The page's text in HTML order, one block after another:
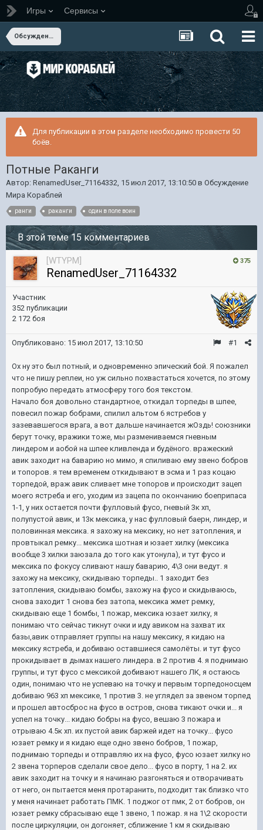
Игры Сервисы
Обсуждение Мира Кораблей
Для публикации в этом разделе необходимо провести 50
боёв.
Потные Раканги
Автор: RenamedUser_71164332, 15 июл 2017, 13:10:50 в Обсуждение
Мира Кораблей
ранги раканги один в поле воин
В этой теме 15 комментариев
375
[WTYPM]
RenamedUser_71164332
Участник
352 публикации
2 172 боя
#1
Опубликовано: 15 июл 2017, 13:10:50
Ох ну это был потный, и одновременно эпический бой. Я пожалел
что не пишу реплеи, но уж сильно похвастаться хочется, по этому
попробую передать атмосферу того боя текстом.
Начало боя довольно стандартное, откидал торпеды в шпее,
повесил пожар бобрами, спилил альтом 6 ястребов у
зазевавшегося врага, а вот дальше начинается жОздь! союзники
берут точку, вражики тоже, мы размениваемся гневным
линдером и аобой на шпее кливленда и будёного. вражеский
авик заходит на баварию но мимо, я спиливаю ему звено бобров
и топоров. я тем временем откидывают в эсма и 1 раз коцаю
торпедой, враж авик сливает мне топоров и происходит зацеп
моего ястреба и его, уходим из зацепа по окончанию боеприпаса
1-1, у них остается почти фулловый фусо, гневый 3к хп,
полупустой авик, и 13к мексика, у нас фулловый баерн, линдер, и
половинная мексика. я захожу на мексику, но нет затопления, и
провтыкал ремку... мексика шотная и юзает хилку (мексика
вообще 3 хилки заюзала до того как утонула), и тут фусо и
мексика по фокусу сливают нашу баварию, 4\3 они ведут. я
захожу на мексику, скидываю торпеды.. 1 заходит без
затопления, скидываю бомбы, захожу на фусо и скидываюсь,
снова заходит 1 снова без затопа, мексика жмет ремку,
скидываю еще 1 бомбы, 1 пожар, мексика юзает хилку, я
понимаю что сейчас тикнут очки и иду авиком на захват их
базы,авик отправляет группы на нашу мексику, я кидаю на
мексику ястреба, и добиваю оставшиеся самолёты. и тут фусо
прокидывает в дымах нашего линдера. в 2 против 4. я поднимаю
группы, и тут фусо с мексикой добивают нашего ЛК, я остаюсь
один, понимаю что не успеваю на точку и первым торпедоносцем
добиваю 963 хп мексике, 1 против 3. не углядел за звеном торпед
и прошел автосброс на фусо в остров, снова тикают очки и... я
успел на точку... кидаю бобры на фусо, вешаю 3 пожара и
отрываю 4.5к хп. их пустой авик баржей идет на точку... фусо
юзает ремку и я кидаю еще одно звено бобров, 1 пожар,
поднимаю торпеды и отправляю их на фусо, фусо юзает хилку но
2 звена торперов сделали свое дело... фусо в порту, 1 на 2. их
авик заходит на точку и я начинаю разгоняться и отворачивать
от него, он пытается меня протаранить, подходит так близко что
у меня начинает работать ПМК. 1 поджог от пмк, 2 от бобров, он
юзает ремку сбрасываю еще 1 звено, 1 пожар. я на 1\2 скорости
после циркуляции, он догоняет, сближение 1 км я скидываю